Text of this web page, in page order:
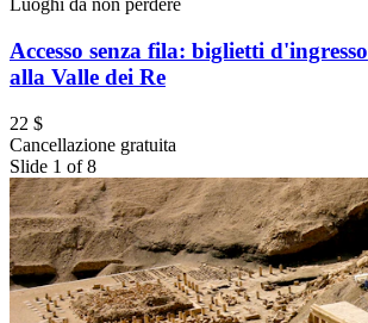
Luoghi da non perdere
Accesso senza fila: biglietti d'ingresso
alla Valle dei Re
22 $
Cancellazione gratuita
Slide 1 of 8